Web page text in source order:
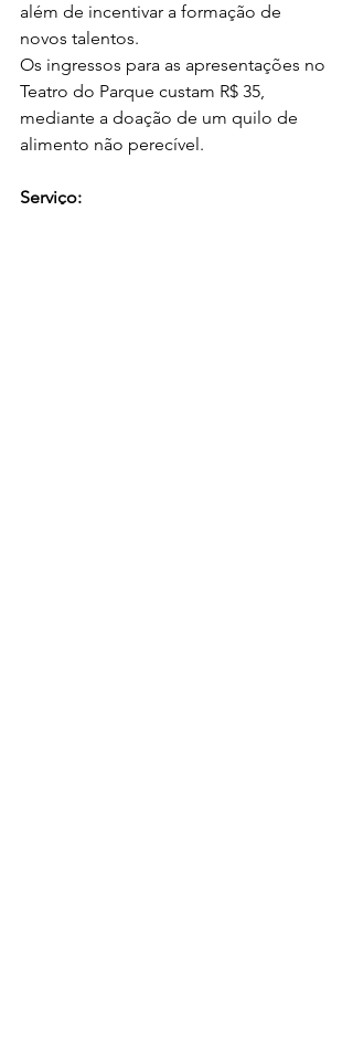
além de incentivar a formação de
novos talentos.
Os ingressos para as apresentações no
Teatro do Parque custam R$ 35,
mediante a doação de um quilo de
alimento não perecível.
Serviço: